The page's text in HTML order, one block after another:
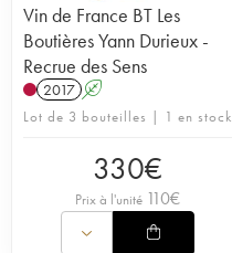
Vin de France BT Les
Boutières Yann Durieux -
Recrue des Sens
2017 A
Lot de 3 bouteilles | 1 en stock
330€
Prix à l'unité 110€